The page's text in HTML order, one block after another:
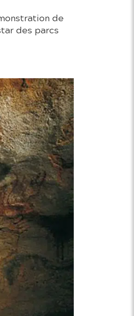
de
des parcs